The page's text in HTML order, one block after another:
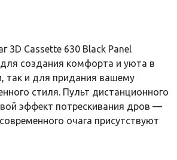
3D Cassette 630 Black Panel
для создания комфорта и уюта в
так и для придания вашему
стиля. Пульт дистанционного
эффект потрескивания дров —
очага присутствуют